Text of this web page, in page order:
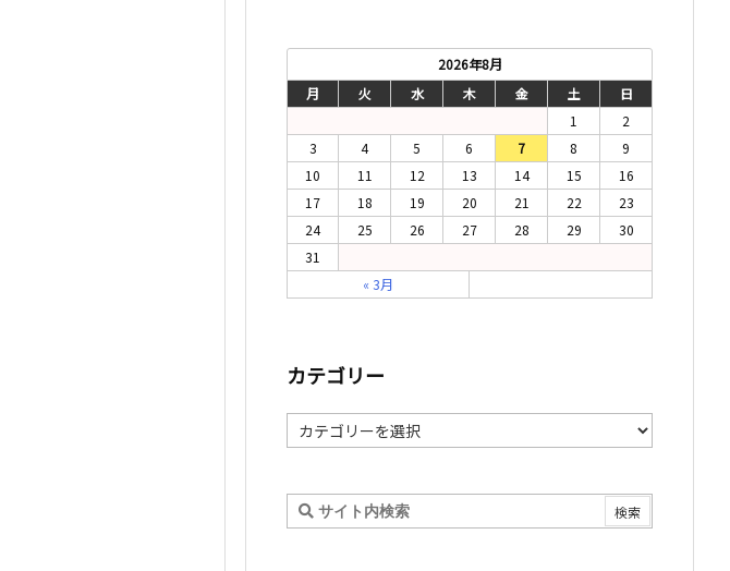
2026年8月
月
火 水 木 金 土
日
1
2
3
4 5 6 7 8
9
10
11 12 13 14 15
16
17
18 19 20 21 22
23
24
25 26 27 28 29
30
31
« 3月
カテゴリー
カ
テ
リ
ー